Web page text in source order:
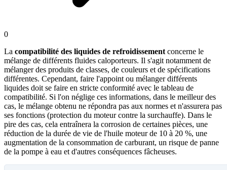
0
La compatibilité des liquides de refroidissement concerne le
mélange de différents fluides caloporteurs. Il s'agit notamment de
mélanger des produits de classes, de couleurs et de spécifications
différentes. Cependant, faire l'appoint ou mélanger différents
liquides doit se faire en stricte conformité avec le tableau de
compatibilité. Si l'on néglige ces informations, dans le meilleur des
cas, le mélange obtenu ne répondra pas aux normes et n'assurera pas
ses fonctions (protection du moteur contre la surchauffe). Dans le
pire des cas, cela entraînera la corrosion de certaines pièces, une
réduction de la durée de vie de l'huile moteur de 10 à 20 %, une
augmentation de la consommation de carburant, un risque de panne
de la pompe à eau et d'autres conséquences fâcheuses.